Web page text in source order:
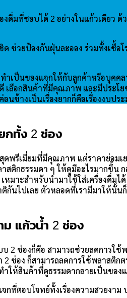
งดื่มที่ชอบได้ 2 อย่างในแก้วเดียว
ช่วยป้องกันฝุ่นละออง ร่วมทั้งเชื้อ
เป็นของแจกให้กับลูกค้าหรือบุคค
เลือกสินค้าที่มีคุณภาพ และมีประ
นข้างเป็นเรื่องยากก็คือเรื่องงบป
กทั้ง 2 ช่อง
ดพรีเมี่ยมที่มีคุณภาพ แต่ราคาย่อม
สติกธรรมดา ๆ ให้ดูมีอะไรมากขึ้
หมาะสำหรับนำมาใช้ใส่เครื่องดื่
ติกันไปเลย ตัวหลอดที่เรามีมาให้
ม แก้วน้ำ 2 ช่อง
2 ช่องก็คือ สามารถช่วยลดการใช้
ช่อง ก็สามารถลดการใช้พลาสติก
ให้สินค้าที่ดูธรรมดากลายเป็นขอ
กที่ตอบโจทย์ทั้งเรื่องความสวยง